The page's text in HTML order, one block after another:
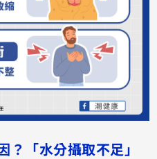
？「水分攝取不足」